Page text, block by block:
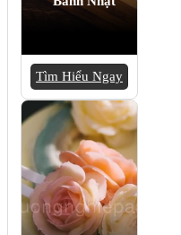
Tìm Hiểu Ngay